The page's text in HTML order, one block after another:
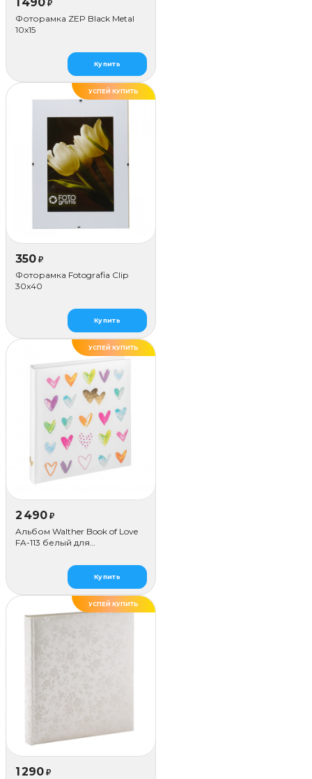
₽
Фоторамка ZEP Black Metal
10x15
Купить
УСПЕЙ КУПИТЬ
350 ₽
Фоторамка Fotografia Сlip
30x40
Купить
УСПЕЙ КУПИТЬ
2 490 ₽
Альбом Walther Book of Love
FA-113 белый для
Купить
УСПЕЙ КУПИТЬ
1 290 ₽